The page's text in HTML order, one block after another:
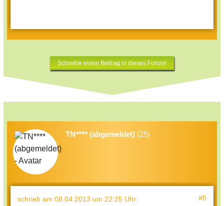
Schreibe einen Beitrag in dieses Forum!
TN**** (abgemeldet) (25)
schrieb am 08.04.2013 um 22:25 Uhr: #5